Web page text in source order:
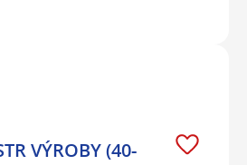
VÝROBY (40-